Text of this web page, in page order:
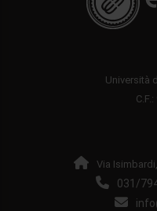
Università
Via
031/